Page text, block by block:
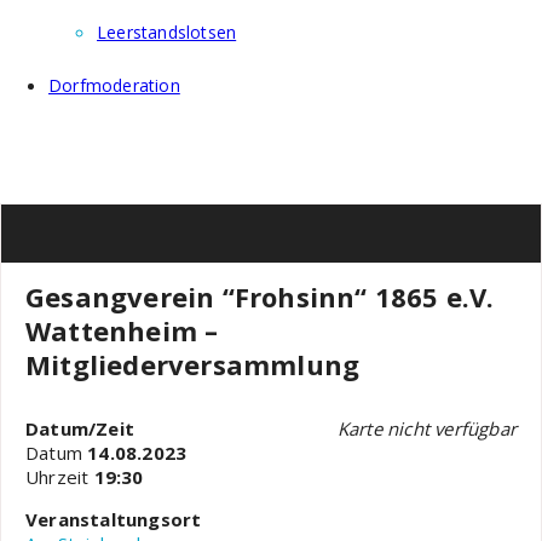
Leerstandslotsen
Dorfmoderation
Gesangverein “Frohsinn“ 1865 e.V.
Wattenheim –
Mitgliederversammlung
Karte nicht verfügbar
Datum/Zeit
Datum 14.08.2023
Uhrzeit 19:30
Veranstaltungsort